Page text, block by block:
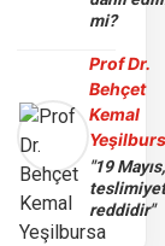
mi?
Prof Dr.
Behçet
Kemal
"19 Mayıs,
reddidir"